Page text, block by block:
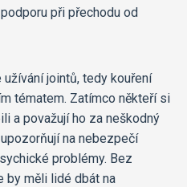
při přechodu od
jointů, tedy kouření
tématem. Zatímco někteří si
a považují ho za neškodný
na nebezpečí
problémy. Bez
by měli lidé dbát na